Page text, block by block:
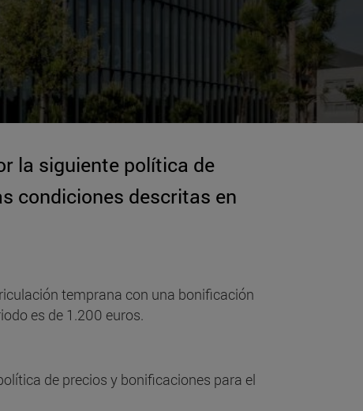
la siguiente política de
condiciones descritas en
temprana con una bonificación
es de 1.200 euros.
de precios y bonificaciones para el